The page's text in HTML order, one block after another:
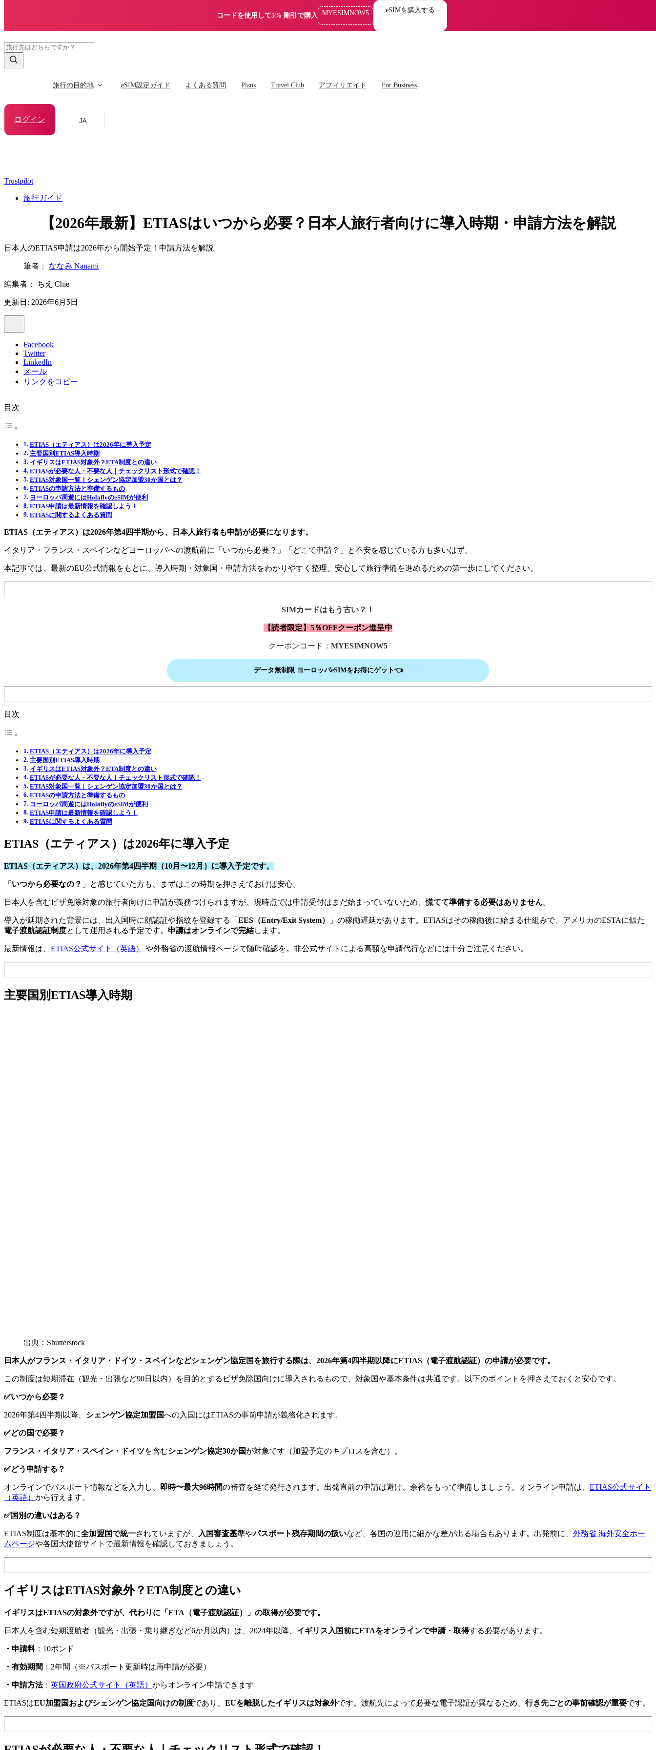
コードを使用して5% 割引で購入 MYESIMNOW5 eSIMを購入する
旅行の目的地 eSIM設定ガイド よくある質問 Plans Travel Club アフィリエイト For Business
ログイン JA
Trustpilot
旅行ガイド
【2026年最新】ETIASはいつから必要？日本人旅行者向けに導入時期・申請方法を解説
日本人のETIAS申請は2026年から開始予定！申請方法を解説
筆者： ななみ Nanami
編集者： ちえ Chie
更新日: 2026年6月5日
Facebook
Twitter
LinkedIn
メール
リンクをコピー
目次
ETIAS（エティアス）は2026年に導入予定
主要国別ETIAS導入時期
イギリスはETIAS対象外？ETA制度との違い
ETIASが必要な人・不要な人｜チェックリスト形式で確認！
ETIAS対象国一覧｜シェンゲン協定加盟30か国とは？
ETIASの申請方法と準備するもの
ヨーロッパ周遊にはHolaflyのeSIMが便利
ETIAS申請は最新情報を確認しよう！
ETIASに関するよくある質問
ETIAS（エティアス）は2026年第4四半期から、日本人旅行者も申請が必要になります。
イタリア・フランス・スペインなどヨーロッパへの渡航前に「いつから必要？」「どこで申請？」と不安を感じている方も多いはず。
本記事では、最新のEU公式情報をもとに、導入時期・対象国・申請方法をわかりやすく整理。安心して旅行準備を進めるための第一歩にしてください。
SIMカードはもう古い？！
【読者限定】5％OFFクーポン進呈中
クーポンコード： MYESIMNOW5
データ無制限 ヨーロッパeSIMをお得にゲット👈
目次
ETIAS（エティアス）は2026年に導入予定
主要国別ETIAS導入時期
イギリスはETIAS対象外？ETA制度との違い
ETIASが必要な人・不要な人｜チェックリスト形式で確認！
ETIAS対象国一覧｜シェンゲン協定加盟30か国とは？
ETIASの申請方法と準備するもの
ヨーロッパ周遊にはHolaflyのeSIMが便利
ETIAS申請は最新情報を確認しよう！
ETIASに関するよくある質問
ETIAS（エティアス）は2026年に導入予定
ETIAS（エティアス）は、2026年第4四半期（10月〜12月）に導入予定です。
「 いつから必要なの？ 」と感じていた方も、まずはこの時期を押さえておけば安心。
日本人を含むビザ免除対象の旅行者向けに申請が義務づけられますが、現時点では申請受付はまだ始まっていないため、慌てて準備する必要はありません。
導入が延期された背景には、出入国時に顔認証や指紋を登録する「 EES（Entry/Exit System）
」の稼働遅延があります。ETIASはその稼働後に始まる仕組みで、アメリカのESTAに似た
電子渡航認証制度として運用される予定です。 申請はオンラインで完結します。
最新情報は、 ETIAS公式サイト（英語） や外務省の渡航情報ページで随時確認を。非公式サイトによる高額な申請代行などには十分ご注意ください。
主要国別ETIAS導入時期
出典：Shutterstock
日本人がフランス・イタリア・ドイツ・スペインなどシェンゲン協定国を旅行する際は、2026年第4四半期以降にETIAS（電子渡航認証）の申請が必要です。
この制度は短期滞在（観光・出張など90日以内）を目的とするビザ免除国向けに導入されるもので、対象国や基本条件は共通です。以下のポイントを押さえておくと安心です。
✅いつから必要？
2026年第4四半期以降、 シェンゲン協定加盟国への入国にはETIASの事前申請が義務化されます。
✅どの国で必要？
フランス・イタリア・スペイン・ドイツを含むシェンゲン協定30か国が対象です（加盟予定のキプロスを含む）。
✅どう申請する？
オンラインでパスポート情報などを入力し、 即時〜最大96時間の審査を経て発行されます。出発直前の申請は避け、余裕をもって準備しましょう。オンライン申請は、 ETIAS公式サイト
（英語） から行えます。
✅国別の違いはある？
ETIAS制度は基本的に全加盟国で統一されていますが、 入国審査基準やパスポート残存期間の扱いなど、各国の運用に細かな差が出る場合もあります。出発前に、 外務省 海外安全ホー
ムページや各国大使館サイトで最新情報を確認しておきましょう。
イギリスはETIAS対象外？ETA制度との違い
イギリスはETIASの対象外ですが、代わりに「ETA（電子渡航認証）」の取得が必要です。
日本人を含む短期渡航者（観光・出張・乗り継ぎなど6か月以内）は、2024年以降、 イギリス入国前にETAをオンラインで申請・取得する必要があります。
・申請料：10ポンド
・有効期間 ：2年間（※パスポート更新時は再申請が必要）
・申請方法： 英国政府公式サイト（英語） からオンライン申請できます
ETIASはEU加盟国およびシェンゲン協定国向けの制度であり、 EUを離脱したイギリスは対象外です。渡航先によって必要な電子認証が異なるため、 行き先ごとの事前確認が重要です。